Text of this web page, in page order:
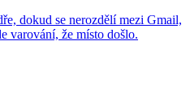
dokud se nerozdělí mezi Gmail,
varování, že místo došlo.